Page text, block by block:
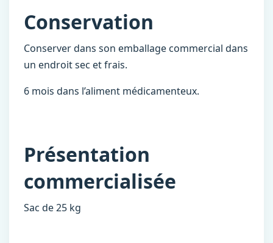
Conservation
Conserver dans son emballage commercial dans
un endroit sec et frais.
6 mois dans l’aliment médicamenteux.
Présentation
commercialisée
Sac de 25 kg